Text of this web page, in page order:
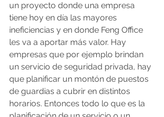
un proyecto donde una empresa
tiene hoy en día las mayores
ineficiencias y en donde Feng Office
les va a aportar más valor. Hay
empresas que por ejemplo brindan
un servicio de seguridad privada, hay
que planificar un montón de puestos
de guardias a cubrir en distintos
horarios. Entonces todo lo que es la